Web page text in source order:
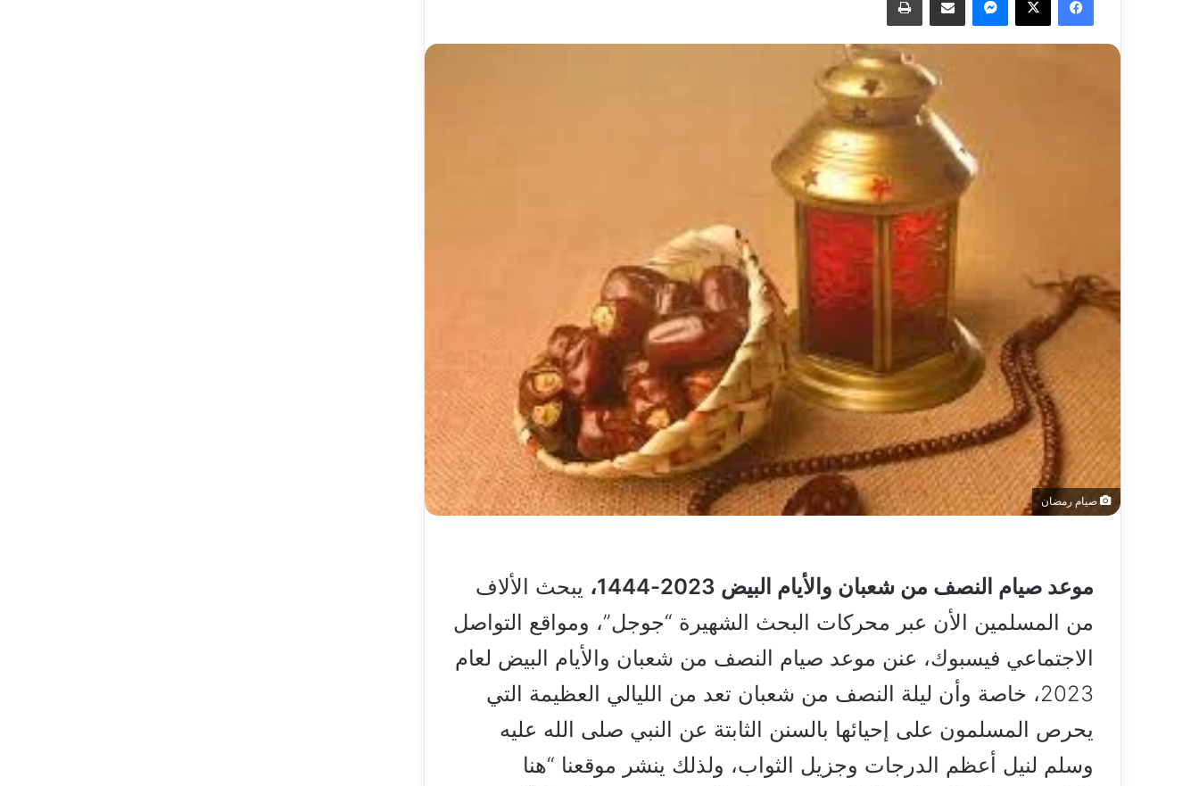
صيام رمضان
موعد صيام النصف من شعبان والأيام البيض 2023-1444،
يبحث الألاف
من المسلمين الأن عبر محركات البحث الشهيرة “جوجل”، ومواقع التواصل
الاجتماعي فيسبوك، عنن موعد صيام النصف من شعبان والأيام البيض لعام
2023، خاصة وأن ليلة النصف من شعبان تعد من الليالي العظيمة التي
يحرص المسلمون على إحيائها بالسنن الثابتة عن النبي صلى الله عليه
وسلم لنيل أعظم الدرجات وجزيل الثواب، ولذلك ينشر موقعنا “هنا